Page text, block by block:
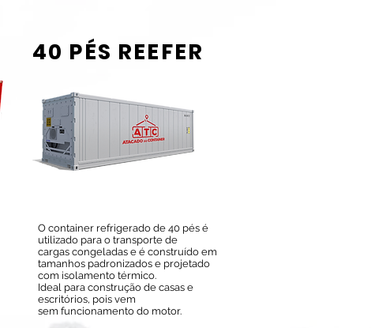
O container refrigerado de 40 pés é
utilizado para o transporte de
cargas congeladas e é construído em
tamanhos padronizados e projetado
com isolamento térmico.
Ideal para construção de casas e
escritórios, pois vem
sem funcionamento do motor.
40 PÉS REEFER